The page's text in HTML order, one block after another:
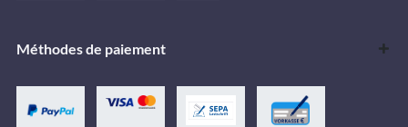
Méthodes de paiement